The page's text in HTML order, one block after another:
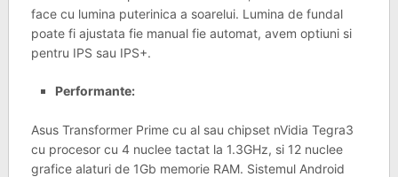
face cu lumina puterinica a soarelui. Lumina de fundal
poate fi ajustata fie manual fie automat, avem optiuni si
pentru IPS sau IPS+.
Performante:
Asus Transformer Prime cu al sau chipset nVidia Tegra3
cu procesor cu 4 nuclee tactat la 1.3GHz, si 12 nuclee
grafice alaturi de 1Gb memorie RAM. Sistemul Android